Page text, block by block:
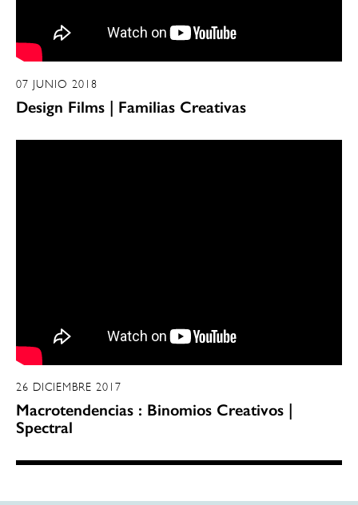
07 JUNIO 2018
Design Films | Familias Creativas
26 DICIEMBRE 2017
Macrotendencias : Binomios Creativos |
Spectral